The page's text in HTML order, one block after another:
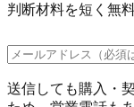
判断材料を短く無
送信しても購入・